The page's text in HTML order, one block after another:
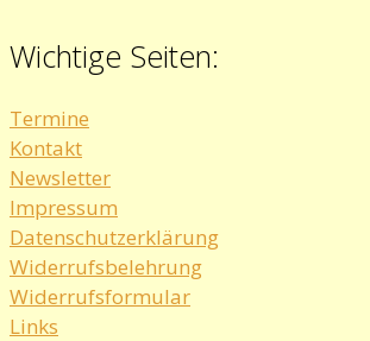
Wichtige Seiten:
Termine
Kontakt
Newsletter
Impressum
Datenschutzerklärung
Widerrufsbelehrung
Widerrufsformular
Links